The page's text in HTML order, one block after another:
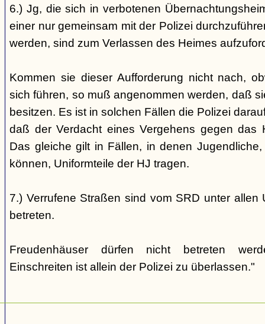
6.) Jg, die sich in verbotenen
einer nur gemeinsam mit der Polizei
werden, sind zum Verlassen des Heimes
Kommen sie dieser Aufforderung nicht nach,
sich führen, so muß angenommen werden, daß
besitzen. Es ist in solchen Fällen die Polizei
daß der Verdacht eines Vergehens gegen das
Das gleiche gilt in Fällen, in denen
können, Uniformteile der HJ tragen.
7.) Verrufene Straßen sind vom SRD unter allen
betreten.
Freudenhäuser dürfen nicht betreten
Einschreiten ist allein der Polizei zu überlassen."